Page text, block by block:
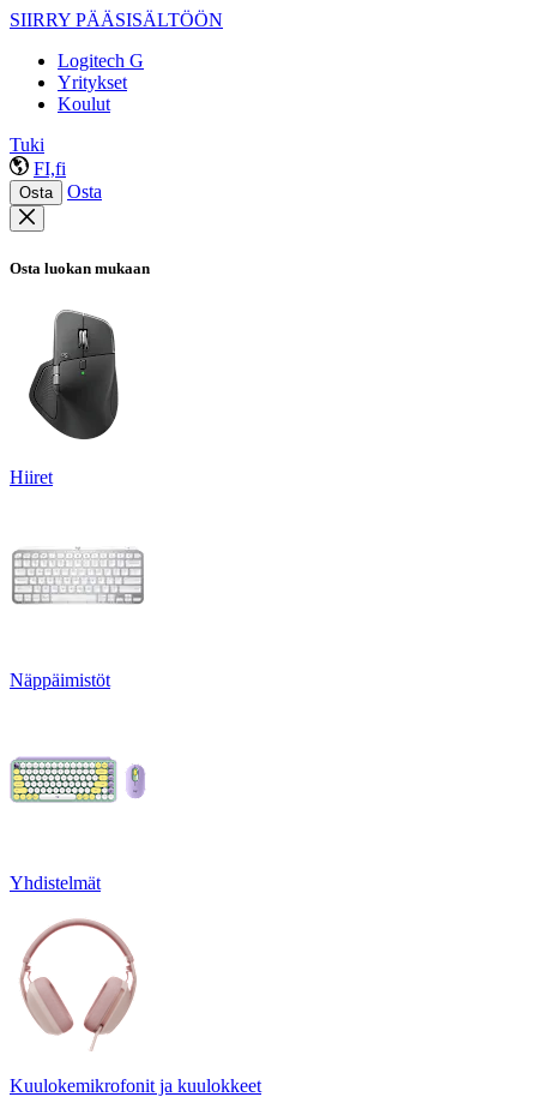
SIIRRY PÄÄSISÄLTÖÖN
Logitech G
Yritykset
Koulut
Tuki
FI,fi
Osta Osta
Osta luokan mukaan
Hiiret
Näppäimistöt
Yhdistelmät
Kuulokemikrofonit ja kuulokkeet